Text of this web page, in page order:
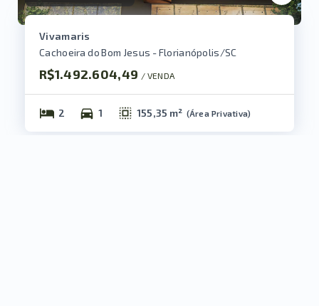
Vivamaris
Cachoeira do Bom Jesus - Florianópolis/SC
R$1.492.604,49 / VENDA
2 1 155,35 m² (Área Privativa)